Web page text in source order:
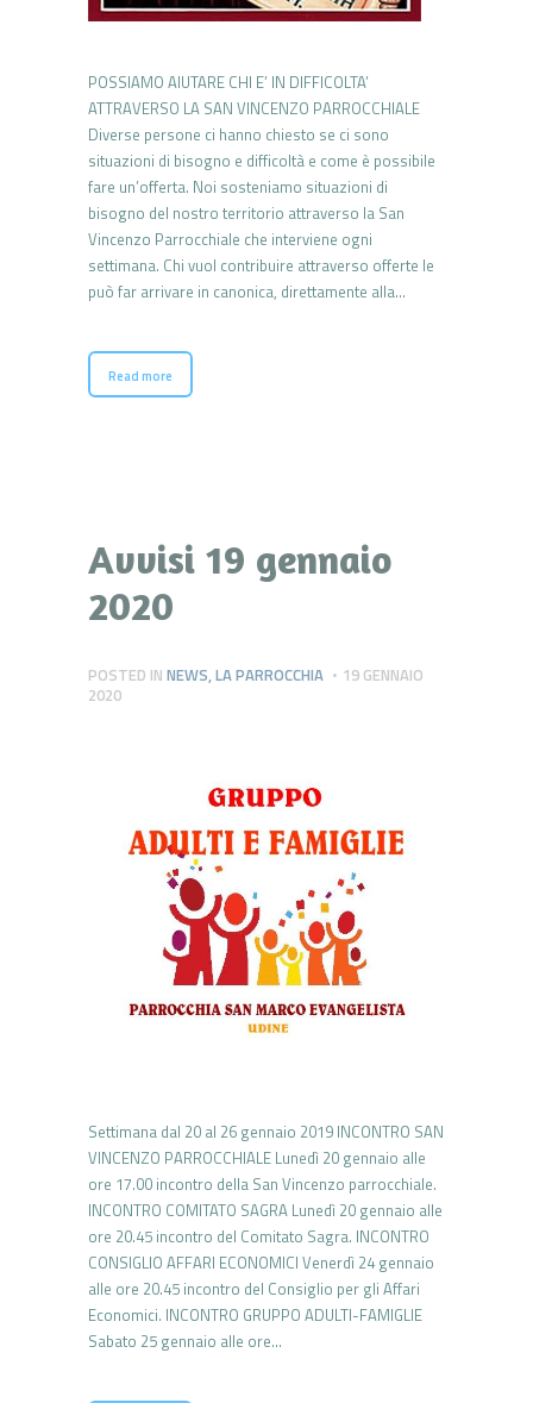
POSSIAMO AIUTARE CHI E’ IN DIFFICOLTA’
ATTRAVERSO LA SAN VINCENZO PARROCCHIALE
Diverse persone ci hanno chiesto se ci sono
situazioni di bisogno e difficoltà e come è possibile
fare un’offerta. Noi sosteniamo situazioni di
bisogno del nostro territorio attraverso la San
Vincenzo Parrocchiale che interviene ogni
settimana. Chi vuol contribuire attraverso offerte le
può far arrivare in canonica, direttamente alla…
Read more
Avvisi 19 gennaio
2020
POSTED IN NEWS,LA PARROCCHIA
19 GENNAIO
2020
Settimana dal 20 al 26 gennaio 2019 INCONTRO SAN
VINCENZO PARROCCHIALE Lunedì 20 gennaio alle
ore 17.00 incontro della San Vincenzo parrocchiale.
INCONTRO COMITATO SAGRA Lunedì 20 gennaio alle
ore 20.45 incontro del Comitato Sagra. INCONTRO
CONSIGLIO AFFARI ECONOMICI Venerdì 24 gennaio
alle ore 20.45 incontro del Consiglio per gli Affari
Economici. INCONTRO GRUPPO ADULTI-FAMIGLIE
Sabato 25 gennaio alle ore…